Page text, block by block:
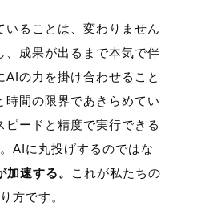
いることは、変わりません
、成果が出るまで本気で伴
AIの力を掛け合わせること
時間の限界であきらめてい
ピードと精度で実行できる
AIに丸投げするのではな
速する。
これが私たちの
方です。